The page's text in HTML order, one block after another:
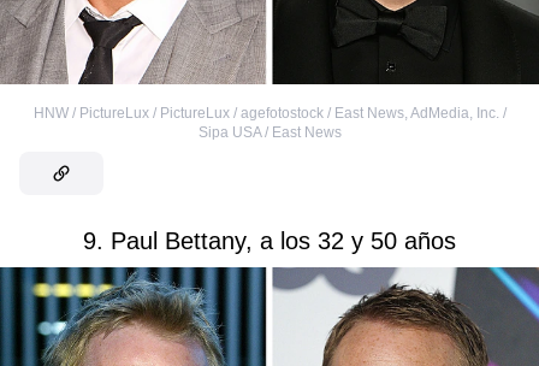
HNW / PictureLux / PictureLux / agefotostock / East News, AdМedia, Inc. /
Sipa USA / East News
9. Paul Bettany, a los 32 y 50 años